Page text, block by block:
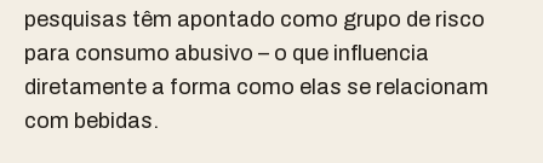
pesquisas têm apontado como grupo de risco
para consumo abusivo – o que influencia
diretamente a forma como elas se relacionam
com bebidas.